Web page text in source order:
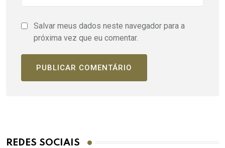
Salvar meus dados neste navegador para a
próxima vez que eu comentar.
REDES SOCIAIS